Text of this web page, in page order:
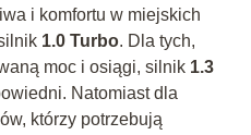
i komfortu w miejskich
1.0 Turbo. Dla tych,
moc i osiągi, silnik 1.3
Natomiast dla
którzy potrzebują